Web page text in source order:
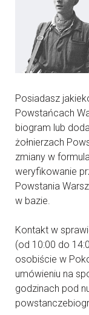
Posiadasz
Powstańcach
biogram lub
żołnierzach
zmiany w
weryfikowanie
Powstania
w bazie.
Kontakt w
(od 10:00 do
osobiście w
umówieniu na
godzinach pod